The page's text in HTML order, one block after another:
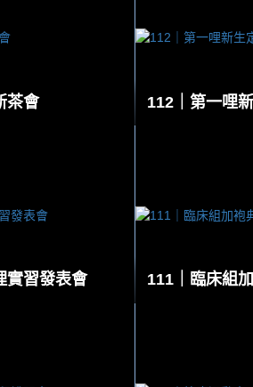
茶會 112｜第一哩
實習發表會 111｜臨床組